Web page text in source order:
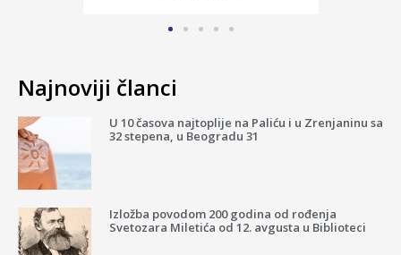
Najnoviji članci
U 10 časova najtoplije na Paliću i u Zrenjaninu sa
32 stepena, u Beogradu 31
Izložba povodom 200 godina od rođenja
Svetozara Miletića od 12. avgusta u Biblioteci